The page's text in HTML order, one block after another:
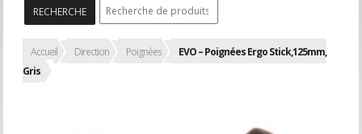
RECHERCHE
Accueil Direction Poignées
EVO – Poignées Ergo Stick,125mm,
Gris